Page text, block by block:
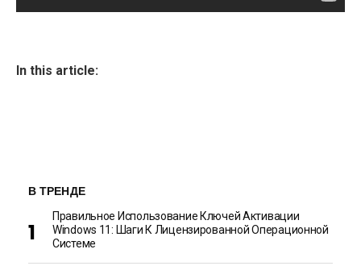
In this article:
В ТРЕНДЕ
Правильное Использование Ключей Активации
Windows 11: Шаги К Лицензированной Операционной
Системе